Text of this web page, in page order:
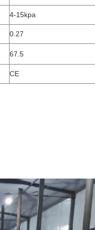
4-15kpa
0.27
67.5
CE